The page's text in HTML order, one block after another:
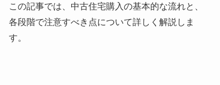
この記事では、中古住宅購入の基本的な流れと、
各段階で注意すべき点について詳しく解説しま
す。